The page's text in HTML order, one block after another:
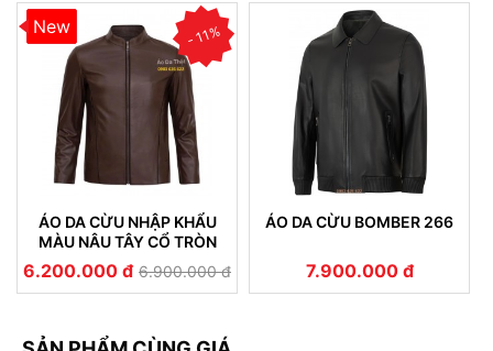
New - 11%
ÁO DA CỪU NHẬP KHẨU
MÀU NÂU TÂY CỔ TRÒN
212
6.200.000 đ 6.900.000 đ
ÁO DA CỪU BOMBER 266
7.900.000 đ